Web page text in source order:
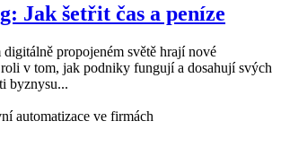
Jak šetřit čas a peníze
propojeném světě hrají nové
v tom, jak podniky fungují a dosahují svých
byznysu...